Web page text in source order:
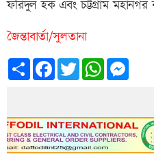
ফরিদুল হক এবং চট্টগ্রাম
জৈন্তাবার্তা/সুলতানা
Share FacebookTwitterWhatsApp